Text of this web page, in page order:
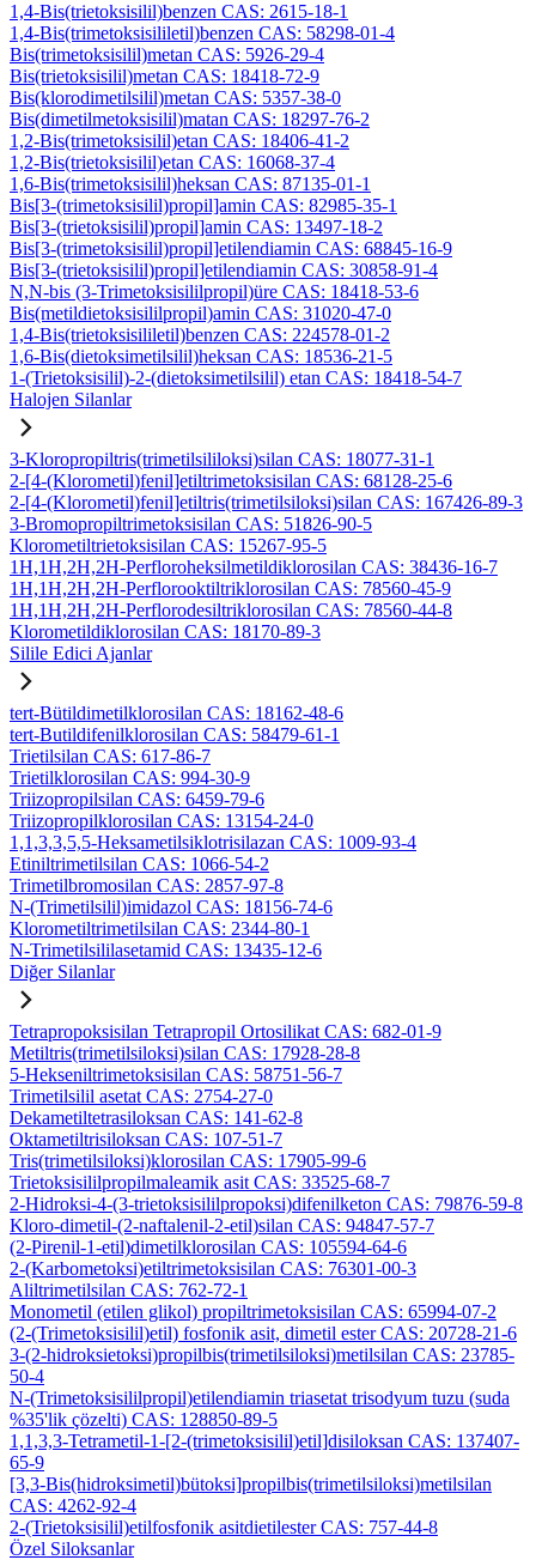
1,4-Bis(trietoksisilil)benzen CAS: 2615-18-1
1,4-Bis(trimetoksisililetil)benzen CAS: 58298-01-4
Bis(trimetoksisilil)metan CAS: 5926-29-4
Bis(trietoksisilil)metan CAS: 18418-72-9
Bis(klorodimetilsilil)metan CAS: 5357-38-0
Bis(dimetilmetoksisilil)matan CAS: 18297-76-2
1,2-Bis(trimetoksisilil)etan CAS: 18406-41-2
1,2-Bis(trietoksisilil)etan CAS: 16068-37-4
1,6-Bis(trimetoksisilil)heksan CAS: 87135-01-1
Bis[3-(trimetoksisilil)propil]amin CAS: 82985-35-1
Bis[3-(trietoksisilil)propil]amin CAS: 13497-18-2
Bis[3-(trimetoksisilil)propil]etilendiamin CAS: 68845-16-9
Bis[3-(trietoksisilil)propil]etilendiamin CAS: 30858-91-4
N,N-bis (3-Trimetoksisililpropil)üre CAS: 18418-53-6
Bis(metildietoksisililpropil)amin CAS: 31020-47-0
1,4-Bis(trietoksisililetil)benzen CAS: 224578-01-2
1,6-Bis(dietoksimetilsilil)heksan CAS: 18536-21-5
1-(Trietoksisilil)-2-(dietoksimetilsilil) etan CAS: 18418-54-7
Halojen Silanlar
3-Kloropropiltris(trimetilsililoksi)silan CAS: 18077-31-1
2-[4-(Klorometil)fenil]etiltrimetoksisilan CAS: 68128-25-6
2-[4-(Klorometil)fenil]etiltris(trimetilsiloksi)silan CAS: 167426-89-3
3-Bromopropiltrimetoksisilan CAS: 51826-90-5
Klorometiltrietoksisilan CAS: 15267-95-5
1H,1H,2H,2H-Perfloroheksilmetildiklorosilan CAS: 38436-16-7
1H,1H,2H,2H-Perflorooktiltriklorosilan CAS: 78560-45-9
1H,1H,2H,2H-Perflorodesiltriklorosilan CAS: 78560-44-8
Klorometildiklorosilan CAS: 18170-89-3
Silile Edici Ajanlar
tert-Bütildimetilklorosilan CAS: 18162-48-6
tert-Butildifenilklorosilan CAS: 58479-61-1
Trietilsilan CAS: 617-86-7
Trietilklorosilan CAS: 994-30-9
Triizopropilsilan CAS: 6459-79-6
Triizopropilklorosilan CAS: 13154-24-0
1,1,3,3,5,5-Heksametilsiklotrisilazan CAS: 1009-93-4
Etiniltrimetilsilan CAS: 1066-54-2
Trimetilbromosilan CAS: 2857-97-8
N-(Trimetilsilil)imidazol CAS: 18156-74-6
Klorometiltrimetilsilan CAS: 2344-80-1
N-Trimetilsililasetamid CAS: 13435-12-6
Diğer Silanlar
Tetrapropoksisilan Tetrapropil Ortosilikat CAS: 682-01-9
Metiltris(trimetilsiloksi)silan CAS: 17928-28-8
5-Hekseniltrimetoksisilan CAS: 58751-56-7
Trimetilsilil asetat CAS: 2754-27-0
Dekametiltetrasiloksan CAS: 141-62-8
Oktametiltrisiloksan CAS: 107-51-7
Tris(trimetilsiloksi)klorosilan CAS: 17905-99-6
Trietoksisililpropilmaleamik asit CAS: 33525-68-7
2-Hidroksi-4-(3-trietoksisililpropoksi)difenilketon CAS: 79876-59-8
Kloro-dimetil-(2-naftalenil-2-etil)silan CAS: 94847-57-7
(2-Pirenil-1-etil)dimetilklorosilan CAS: 105594-64-6
2-(Karbometoksi)etiltrimetoksisilan CAS: 76301-00-3
Aliltrimetilsilan CAS: 762-72-1
Monometil (etilen glikol) propiltrimetoksisilan CAS: 65994-07-2
(2-(Trimetoksisilil)etil) fosfonik asit, dimetil ester CAS: 20728-21-6
3-(2-hidroksietoksi)propilbis(trimetilsiloksi)metilsilan CAS: 23785-
50-4
N-(Trimetoksisililpropil)etilendiamin triasetat trisodyum tuzu (suda
%35'lik çözelti) CAS: 128850-89-5
1,1,3,3-Tetrametil-1-[2-(trimetoksisilil)etil]disiloksan CAS: 137407-
65-9
[3,3-Bis(hidroksimetil)bütoksi]propilbis(trimetilsiloksi)metilsilan
CAS: 4262-92-4
2-(Trietoksisilil)etilfosfonik asitdietilester CAS: 757-44-8
Özel Siloksanlar